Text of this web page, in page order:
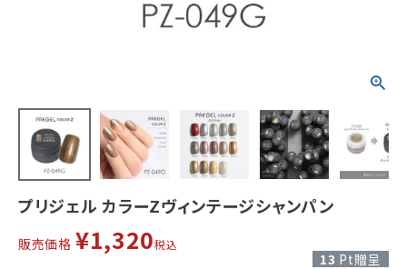
プリジェル カラーZヴィンテージシャンパン
販売価格 ¥1,320税込
13 Pt贈呈